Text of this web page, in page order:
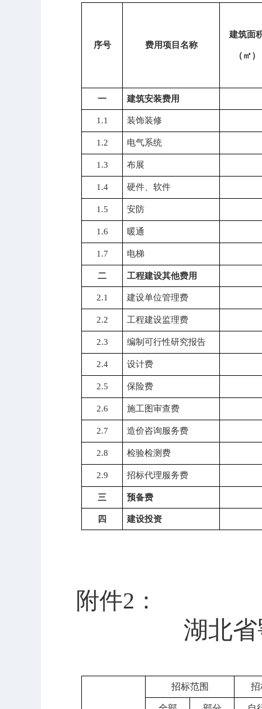
序号 费用项目名称
建筑面
（㎡）
一 建筑安装费用
1.1 装饰装修
1.2 电气系统
1.3 布展
1.4 硬件、软件
1.5 安防
1.6 暖通
1.7 电梯
二 工程建设其他费用
2.1 建设单位管理费
2.2 工程建设监理费
2.3 编制可行性研究报告
2.4 设计费
2.5 保险费
2.6 施工图审查费
2.7 造价咨询服务费
2.8 检验检测费
2.9 招标代理服务费
三 预备费
四 建设投资
附件2 ：
湖北
招标范围 招